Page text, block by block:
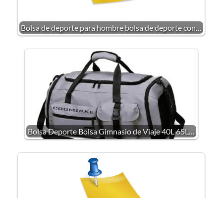
Bolsa de deporte para hombre bolsa de deporte con…
Bolsa Deporte Bolsa Gimnasio de Viaje 40L 65L…